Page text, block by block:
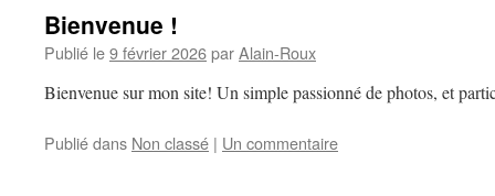
Bienvenue !
Publié le9 février 2026parAlain-Roux
Bienvenue sur mon site! Un simple passionné de photos, et
Publié dans Non classé | Un commentaire